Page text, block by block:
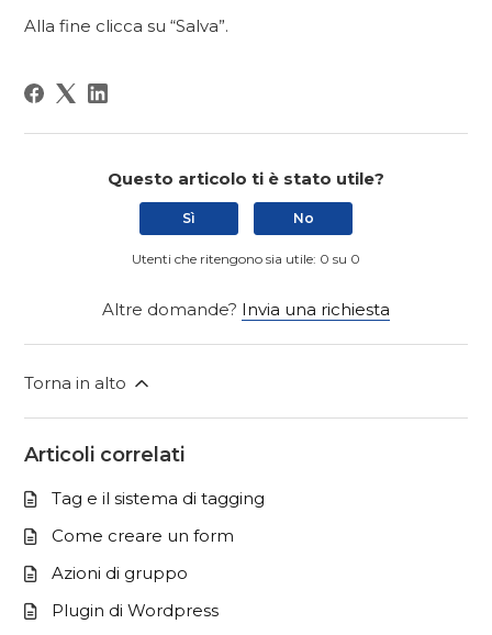
Alla fine clicca su “Salva”.
Questo articolo ti è stato utile?
Sì No
Utenti che ritengono sia utile: 0 su 0
Altre domande? Invia una richiesta
Torna in alto
Articoli correlati
Tag e il sistema di tagging
Come creare un form
Azioni di gruppo
Plugin di Wordpress